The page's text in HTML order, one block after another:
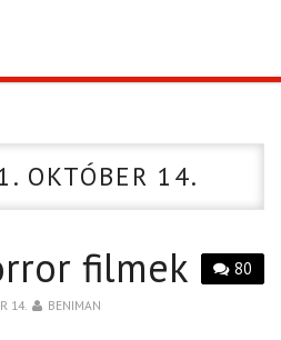
OKTÓBER 14.
80
filmek
14. BENIMAN